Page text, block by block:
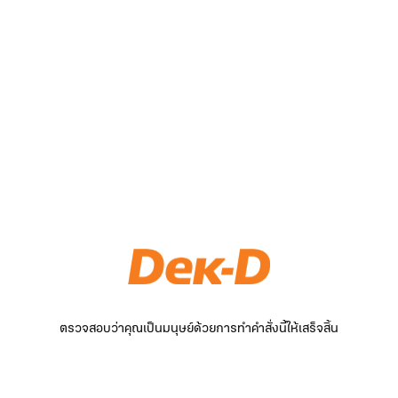
ตรวจสอบว่าคุณเป็นมนุษย์ด้วยการทำคำสั่งนี้ให้เสร็จสิ้น